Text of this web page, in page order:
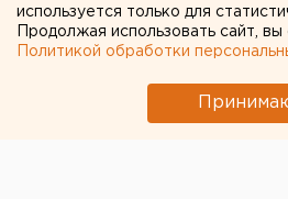
используется только для
Продолжая использовать сайт,
Политикой обработки